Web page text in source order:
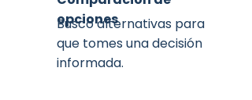
opciones
Busco alternativas para
que tomes una decisión
informada.